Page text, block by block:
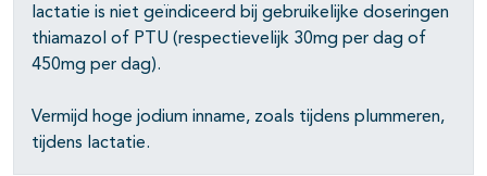
lactatie is niet geïndiceerd bij gebruikelijke doseringen
thiamazol of PTU (respectievelijk 30mg per dag of
450mg per dag).
Vermijd hoge jodium inname, zoals tijdens plummeren,
tijdens lactatie.